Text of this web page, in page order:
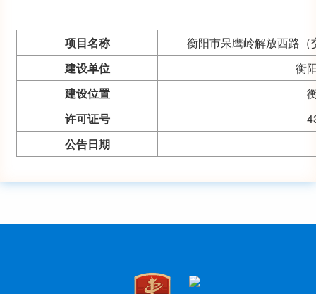
项目名称
衡阳市呆鹰岭解放西路
建设单位
衡
建设位置
许可证号
公告日期